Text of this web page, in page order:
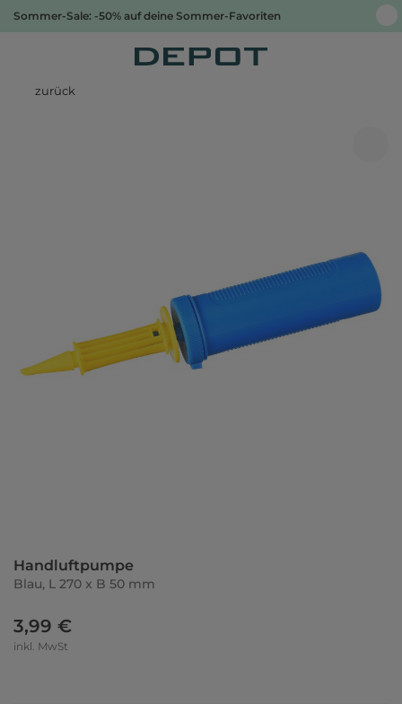
Sommer-Sale: -50% auf deine Sommer-Favoriten
zurück
Handluftpumpe
Blau, L 270 x B 50 mm
3,99 €
inkl. MwSt